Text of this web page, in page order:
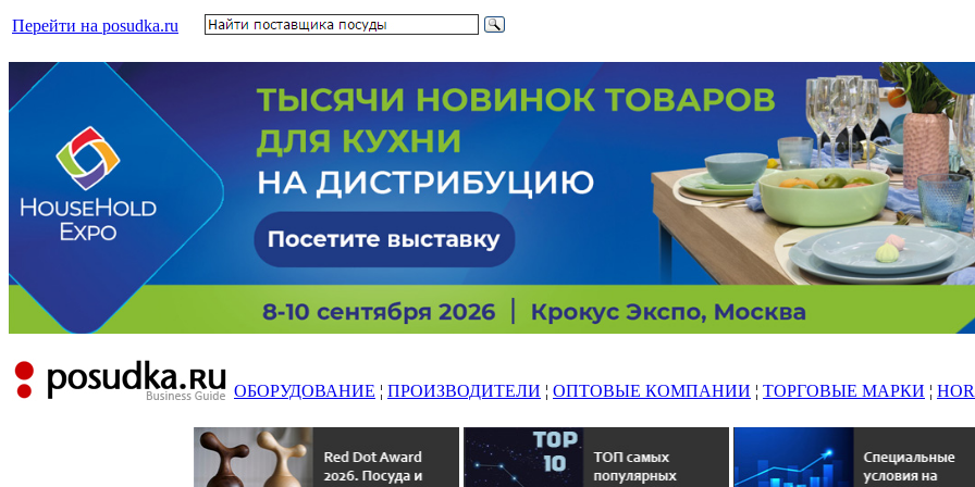
Перейти на posudka.ru
ОБОРУДОВАНИЕ ¦ ПРОИЗВОДИТЕЛИ ¦ ОПТОВЫЕ КОМПАНИИ ¦ ТОРГОВЫЕ МАРКИ ¦